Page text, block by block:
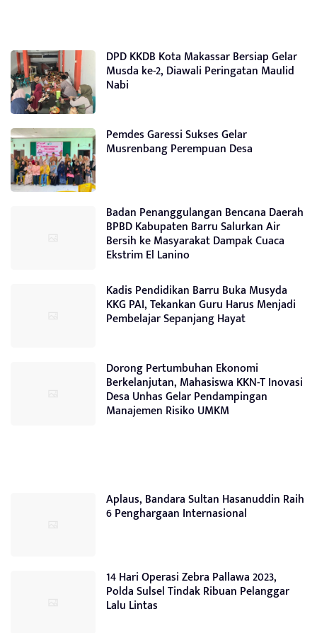
DPD KKDB Kota Makassar Bersiap Gelar
Musda ke-2, Diawali Peringatan Maulid
Nabi
Pemdes Garessi Sukses Gelar
Musrenbang Perempuan Desa
Badan Penanggulangan Bencana Daerah
BPBD Kabupaten Barru Salurkan Air
Bersih ke Masyarakat Dampak Cuaca
Ekstrim El Lanino
Kadis Pendidikan Barru Buka Musyda
KKG PAI, Tekankan Guru Harus Menjadi
Pembelajar Sepanjang Hayat
Dorong Pertumbuhan Ekonomi
Berkelanjutan, Mahasiswa KKN-T Inovasi
Desa Unhas Gelar Pendampingan
Manajemen Risiko UMKM
Aplaus, Bandara Sultan Hasanuddin Raih
6 Penghargaan Internasional
14 Hari Operasi Zebra Pallawa 2023,
Polda Sulsel Tindak Ribuan Pelanggar
Lalu Lintas